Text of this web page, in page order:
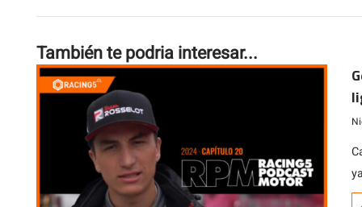
También te podria interesar...